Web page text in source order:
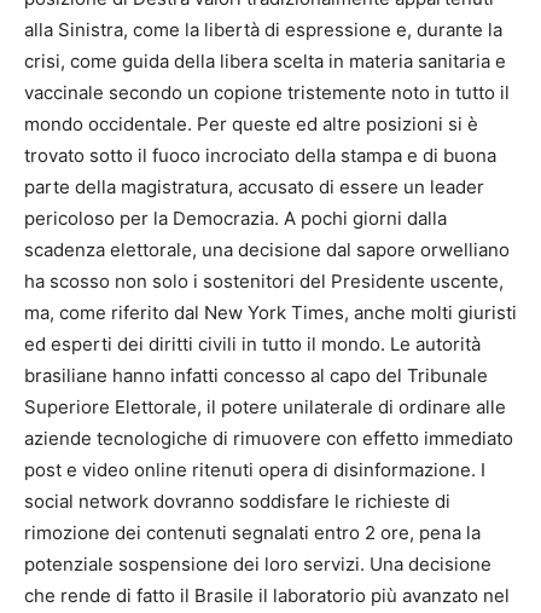
alla Sinistra, come la libertà di espressione e, durante la
crisi, come guida della libera scelta in materia sanitaria e
vaccinale secondo un copione tristemente noto in tutto il
mondo occidentale. Per queste ed altre posizioni si è
trovato sotto il fuoco incrociato della stampa e di buona
parte della magistratura, accusato di essere un leader
pericoloso per la Democrazia. A pochi giorni dalla
scadenza elettorale, una decisione dal sapore orwelliano
ha scosso non solo i sostenitori del Presidente uscente,
ma, come riferito dal New York Times, anche molti giuristi
ed esperti dei diritti civili in tutto il mondo. Le autorità
brasiliane hanno infatti concesso al capo del Tribunale
Superiore Elettorale, il potere unilaterale di ordinare alle
aziende tecnologiche di rimuovere con effetto immediato
post e video online ritenuti opera di disinformazione. I
social network dovranno soddisfare le richieste di
rimozione dei contenuti segnalati entro 2 ore, pena la
potenziale sospensione dei loro servizi. Una decisione
che rende di fatto il Brasile il laboratorio più avanzato nel